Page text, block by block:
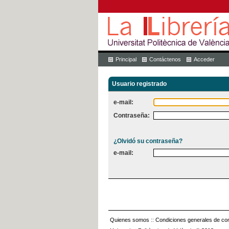
Principal Contáctenos Acceder
Usuario registrado
e-mail:
Contraseña:
¿Olvidó su contraseña?
e-mail:
Quienes somos :: Condiciones generales de